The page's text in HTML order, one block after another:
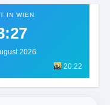
IN WIEN
2026
20:22